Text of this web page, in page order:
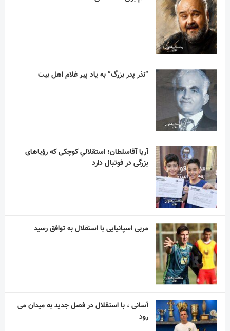
“نذر پدر بزرگ” به یاد پیر غلام اهل بیت
آریا آقاسلطان؛ استقلالیِ کوچکی که رؤیاهای
بزرگی در فوتبال دارد
مربی اسپانیایی با استقلال به توافق رسید
آسانی ، با استقلال در فصل جدید به میدان می
رود